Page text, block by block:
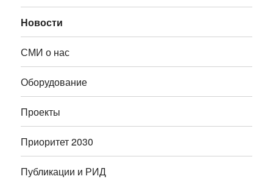
Новости
СМИ о нас
Оборудование
Проекты
Приоритет 2030
Публикации и РИД